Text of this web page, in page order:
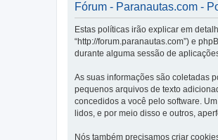
Fórum - Paranautas.com -
Estas políticas irão explicar em
“http://forum.paranautas.com”) e
durante alguma sessão de
As suas informações são coletadas
pequenos arquivos de texto
concedidos a você pelo software.
lidos, e por meio disso e outros,
Nós também precisamos criar